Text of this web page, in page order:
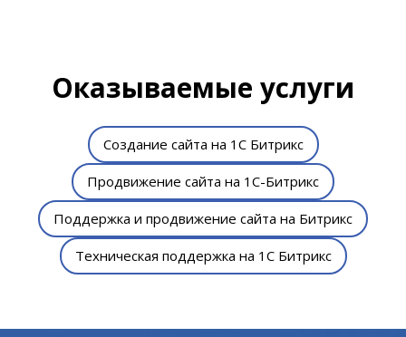
Оказываемые услуги
Создание сайта на 1С Битрикс
Продвижение сайта на 1С-Битрикс
Поддержка и продвижение сайта на Битрикс
Техническая поддержка на 1С Битрикс